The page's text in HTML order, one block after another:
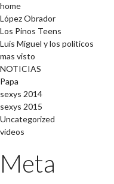
home
López Obrador
Los Pinos Teens
Luis Miguel y los políticos
mas visto
NOTICIAS
Papa
sexys 2014
sexys 2015
Uncategorized
videos
Meta